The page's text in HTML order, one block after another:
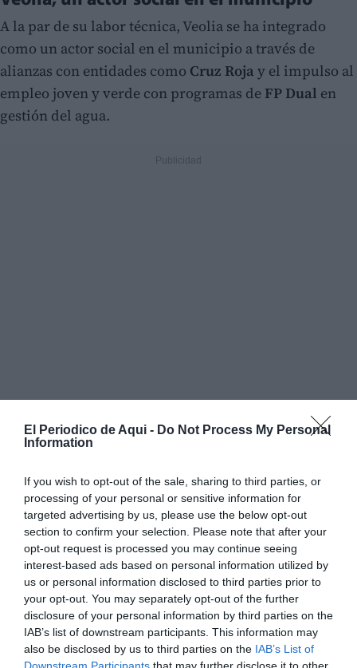
El Periodico de Aqui - Do Not Process My Personal
Information
If you wish to opt-out of the sale, sharing to third parties, or
processing of your personal or sensitive information for
targeted advertising by us, please use the below opt-out
section to confirm your selection. Please note that after your
opt-out request is processed you may continue seeing
interest-based ads based on personal information utilized by
us or personal information disclosed to third parties prior to
your opt-out. You may separately opt-out of the further
disclosure of your personal information by third parties on the
IAB’s list of downstream participants. This information may
also be disclosed by us to third parties on the IAB’s List of
Downstream Participants that may further disclose it to other
A la par de su labor técnica, Veolia se ha integrado
como un actor social en el municipio a través de
alianzas con entidades como Cruz Roja y el impulso al
empleo joven y verde con programas de FP Dual en
gestión del agua.
"Celebrar 40 años de servicio en Benidorm es